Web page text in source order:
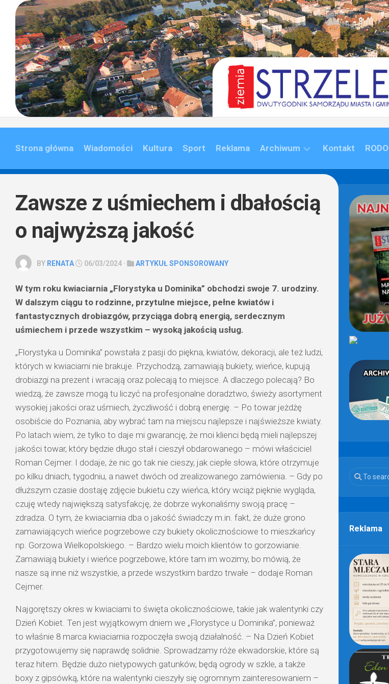
content
Strona główna Wiadomości Kultura Sport Reklama Archiwum
2020)
Kontakt RODO
Zawsze z uśmiechem i dbałością
o najwyższą jakość
BY RENATA 06/03/2024 · ARTYKUŁ SPONSOROWANY
W tym roku kwiaciarnia „Florystyka u Dominika” obchodzi swoje 7. urodziny.
W dalszym ciągu to rodzinne, przytulne miejsce, pełne kwiatów i
fantastycznych drobiazgów, przyciąga dobrą energią, serdecznym
uśmiechem i przede wszystkim – wysoką jakością usług.
„Florystyka u Dominika” powstała z pasji do piękna, kwiatów, dekoracji, ale też ludzi,
których w kwiaciarni nie brakuje. Przychodzą, zamawiają bukiety, wieńce, kupują
drobiazgi na prezent i wracają oraz polecają to miejsce. A dlaczego polecają? Bo
wiedzą, że zawsze mogą tu liczyć na profesjonalne doradztwo, świeży asortyment
wysokiej jakości oraz uśmiech, życzliwość i dobrą energię. – Po towar jeżdżę
osobiście do Poznania, aby wybrać tam na miejscu najlepsze i najświeższe kwiaty.
Po latach wiem, że tylko to daje mi gwarancję, że moi klienci będą mieli najlepszej
jakości towar, który będzie długo stał i cieszył obdarowanego – mówi właściciel
Roman Cejmer. I dodaje, że nic go tak nie cieszy, jak ciepłe słowa, które otrzymuje
po kilku dniach, tygodniu, a nawet dwóch od zrealizowanego zamówienia. – Gdy po
dłuższym czasie dostaję zdjęcie bukietu czy wieńca, który wciąż pięknie wygląda,
czuję wtedy największą satysfakcję, że dobrze wykonaliśmy swoją pracę –
zdradza. O tym, że kwiaciarnia dba o jakość świadczy m.in. fakt, że duże grono
zamawiających wieńce pogrzebowe czy bukiety okolicznościowe to mieszkańcy
np. Gorzowa Wielkopolskiego. – Bardzo wielu moich klientów to gorzowianie.
Zamawiają bukiety i wieńce pogrzebowe, które tam im wozimy, bo mówią, że
nasze są inne niż wszystkie, a przede wszystkim bardzo trwałe – dodaje Roman
Cejmer.
Najgorętszy okres w kwiaciarni to święta okolicznościowe, takie jak walentynki czy
Dzień Kobiet. Ten jest wyjątkowym dniem we „Florystyce u Dominika”, ponieważ
to właśnie 8 marca kwiaciarnia rozpoczęła swoją działalność. – Na Dzień Kobiet
przygotowujemy się naprawdę solidnie. Sprowadzamy róże ekwadorskie, które są
teraz hitem. Będzie dużo nietypowych gatunków, będą ogrody w szkle, a także
boxy z gipsówką, które na walentynki cieszyły się ogromnym zainteresowaniem –
Reklama